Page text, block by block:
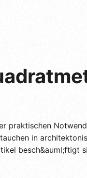
praktischen
in
besch&auml;ftigt